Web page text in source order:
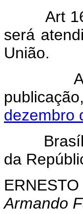
Art 16 -
será
União.
dezembro
Brasília,
da
Armando